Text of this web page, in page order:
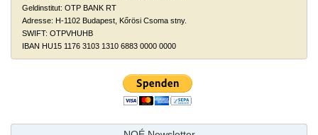
Geldinstitut: OTP BANK RT
Adresse: H-1102 Budapest, Kőrösi Csoma stny.
SWIFT: OTPVHUHB
IBAN HU15 1176 3103 1310 6883 0000 0000